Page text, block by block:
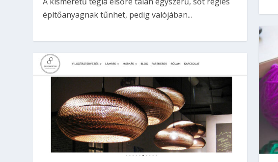
építőanyagnak tűnhet, pedig valójában...